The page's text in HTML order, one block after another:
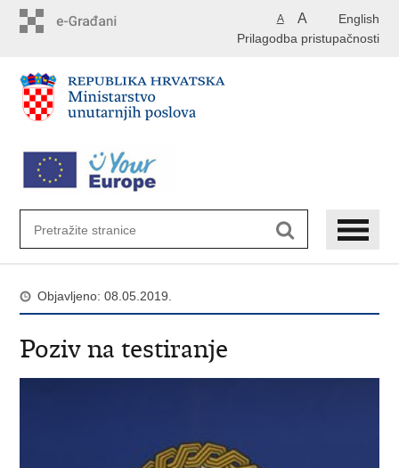
English
A A
Prilagodba pristupačnosti
Objavljeno: 08.05.2019.
Poziv na testiranje